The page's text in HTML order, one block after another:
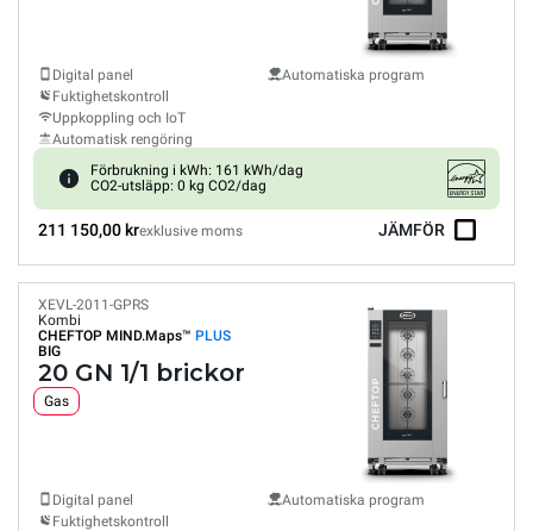
Digital panel
Fuktighetskontroll
Uppkoppling och IoT
Automatisk rengöring
Automatiska program
Förbrukning i kWh: 161 kWh/dag
CO2-utsläpp: 0 kg CO2/dag
211 150,00 krexklusive moms JÄMFÖR
XEVL-2011-GPRS
Kombi
CHEFTOP MIND.Maps™ PLUS
BIG
20 GN 1/1 brickor
Gas
Digital panel
Fuktighetskontroll
Automatiska program